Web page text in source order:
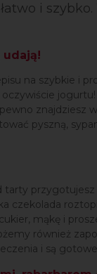
i
udają!
na szybkie i
pyszną,
czekolada
mąkę i
również
i są